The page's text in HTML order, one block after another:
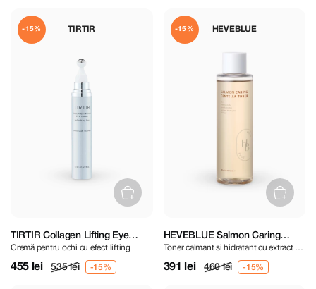
TIRTIR
-15%
TIRTIR Collagen Lifting Eye
Cream 15 ml
Cremă pentru ochi cu efect lifting
455 lei 535 lei
HEVEBLUE
-15%
HEVEBLUE Salmon Caring
Centella Toner 200 ml
Toner calmant si hidratant cu extract de
391 lei 460 lei